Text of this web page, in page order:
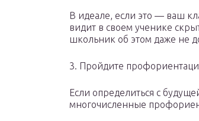
В идеале, если это — ваш
видит в своем ученике
школьник об этом даже не
3. Пройдите
Если определиться с
многочисленные